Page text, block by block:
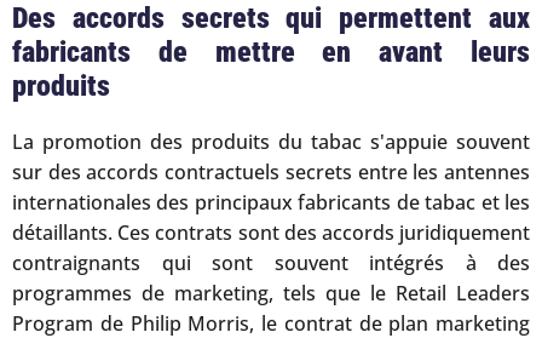
Des accords secrets qui permettent aux
fabricants de mettre en avant leurs
produits
La promotion des produits du tabac s'appuie souvent
sur des accords contractuels secrets entre les antennes
internationales des principaux fabricants de tabac et les
détaillants. Ces contrats sont des accords juridiquement
contraignants qui sont souvent intégrés à des
programmes de marketing, tels que le Retail Leaders
Program de Philip Morris, le contrat de plan marketing